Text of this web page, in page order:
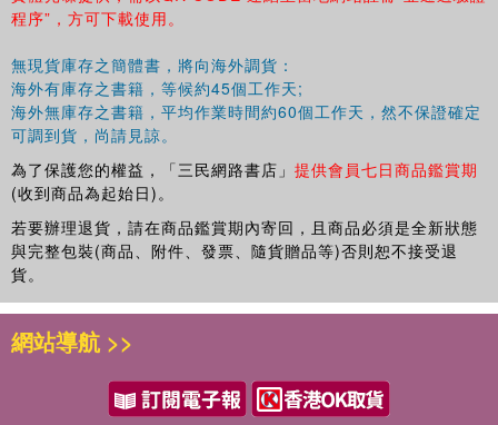
程序”，方可下載使用。
無現貨庫存之簡體書，將向海外調貨：
海外有庫存之書籍，等候約45個工作天;
海外無庫存之書籍，平均作業時間約60個工作天，然不保證確定
可調到貨，尚請見諒。
為了保護您的權益，「三民網路書店」 提供會員七日商品鑑賞期
(收到商品為起始日)。
若要辦理退貨，請在商品鑑賞期內寄回，且商品必須是全新狀態
與完整包裝(商品、附件、發票、隨貨贈品等)否則恕不接受退
貨。
網站導航 >>